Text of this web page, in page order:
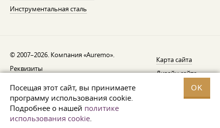
Посещая этот сайт, вы принимаете
программу использования cookie.
Подробнее о нашей политике
использования cookie.
OK
Инструментальная сталь
© 2007–2026. Компания «Auremo».
Реквизиты
Уведомление об отзыве
Защита данных
Карта сайта
Дизайн сайта —